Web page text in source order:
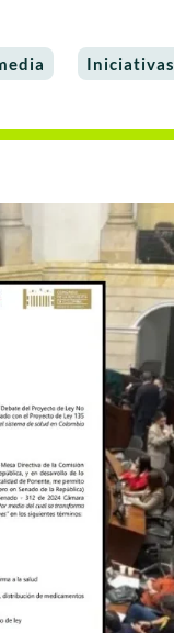
Iniciativas